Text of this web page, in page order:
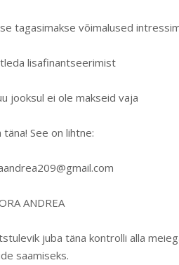
tagasimakse võimalused
lisafinantseerimist
jooksul ei ole makseid vaja
See on lihtne:
ANDREA
juba täna kontrolli alla
saamiseks.